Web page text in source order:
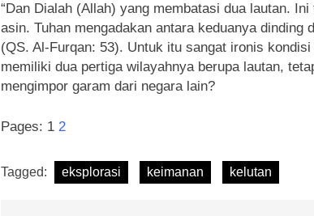
“Dan Dialah (Allah) yang membatasi dua lautan.
asin. Tuhan mengadakan antara keduanya dinding
(QS. Al-Furqan: 53). Untuk itu sangat ironis
memiliki dua pertiga wilayahnya berupa lautan,
mengimpor garam dari negara lain?
Pages: 1 2
Tagged: eksplorasi keimanan kelutan